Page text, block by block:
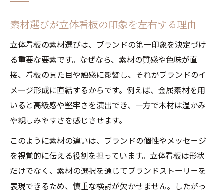
素材選びが立体看板の印象を左右する理由
立体看板の素材選びは、ブランドの第一印象を決定づけ
る重要な要素です。なぜなら、素材の質感や色味が直
接、看板の見た目や触感に影響し、それがブランドのイ
メージ形成に直結するからです。例えば、金属素材を用
いると高級感や堅牢さを演出でき、一方で木材は温かみ
や親しみやすさを感じさせます。
このように素材の違いは、ブランドの個性やメッセージ
を視覚的に伝える役割を担っています。立体看板は形状
だけでなく、素材の選択を通じてブランドストーリーを
表現できるため、慎重な検討が欠かせません。したがっ